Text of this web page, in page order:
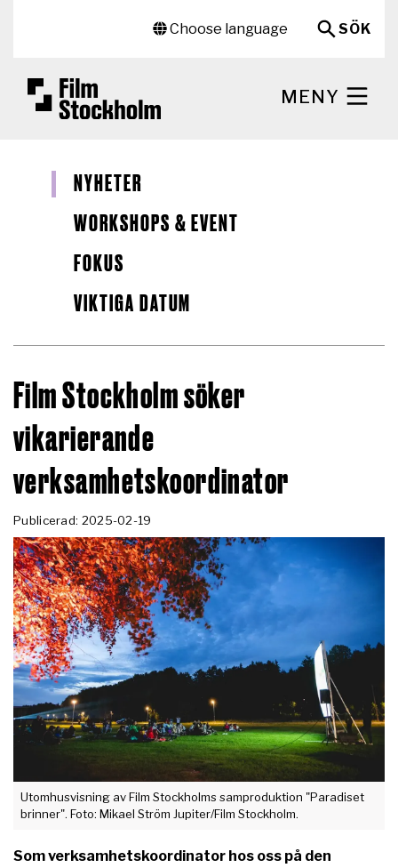
Choose language
SÖK
MENY
NYHETER
WORKSHOPS & EVENT
FOKUS
VIKTIGA DATUM
Film Stockholm söker
vikarierande
verksamhetskoordinator
Publicerad: 2025-02-19
Utomhusvisning av Film Stockholms samproduktion "Paradiset
brinner". Foto: Mikael Ström Jupiter/Film Stockholm.
Som verksamhetskoordinator hos oss på den